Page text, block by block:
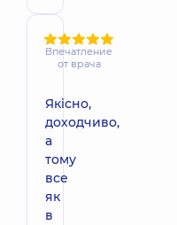
Впечатление
от врача
Якісно,
доходчиво,
а
тому
все
як
в